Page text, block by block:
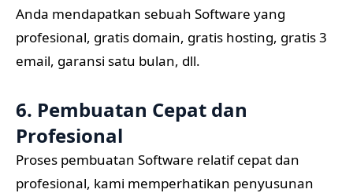
Anda mendapatkan sebuah Software yang
profesional, gratis domain, gratis hosting, gratis 3
email, garansi satu bulan, dll.
6. Pembuatan Cepat dan
Profesional
Proses pembuatan Software relatif cepat dan
profesional, kami memperhatikan penyusunan